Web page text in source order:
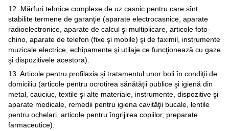
12. Mărfuri tehnice complexe de uz casnic pentru care sînt
stabilite termene de garanţie (aparate electrocasnice, aparate
radioelectronice, aparate de calcul şi multiplicare, articole foto-
chino, aparate de telefon (fixe şi mobile) şi de faximil, instrumente
muzicale electrice, echipamente şi utilaje ce funcţionează cu gaze
şi dispozitivele acestora).
13. Articole pentru profilaxia şi tratamentul unor boli în condiţii de
domiciliu (articole pentru ocrotirea sănătăţii publice şi igienă din
metal, cauciuc, textile şi alte materiale, instrumente, dispozitive şi
aparate medicale, remedii pentru igiena cavităţii bucale, lentile
pentru ochelari, articole pentru îngrijirea copiilor, preparate
farmaceutice).